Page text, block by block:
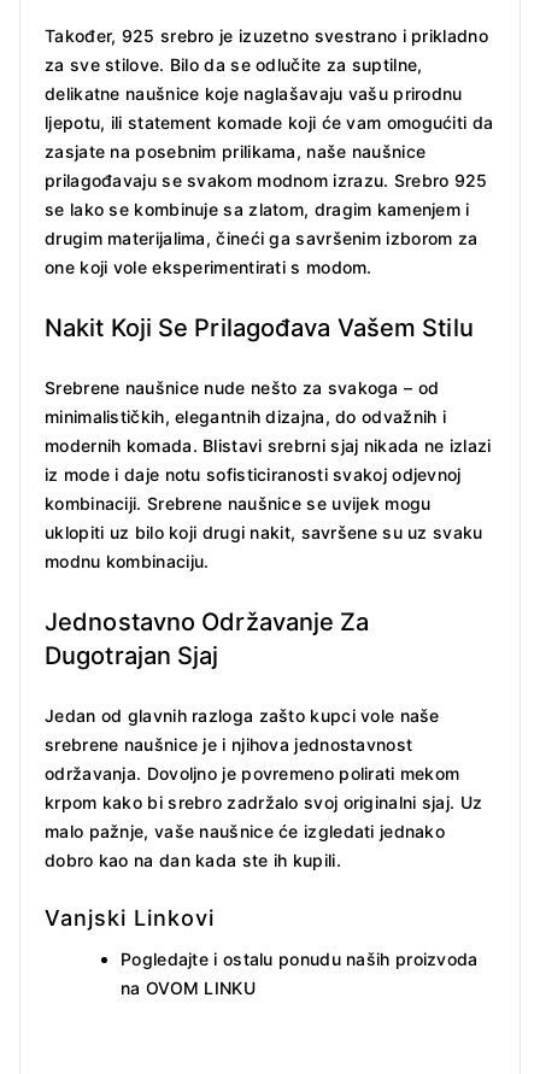
Također, 925 srebro je izuzetno svestrano i prikladno
za sve stilove. Bilo da se odlučite za suptilne,
delikatne naušnice koje naglašavaju vašu prirodnu
ljepotu, ili statement komade koji će vam omogućiti da
zasjate na posebnim prilikama, naše naušnice
prilagođavaju se svakom modnom izrazu. Srebro 925
se lako se kombinuje sa zlatom, dragim kamenjem i
drugim materijalima, čineći ga savršenim izborom za
one koji vole eksperimentirati s modom.
Nakit Koji Se Prilagođava Vašem Stilu
Srebrene naušnice nude nešto za svakoga – od
minimalističkih, elegantnih dizajna, do odvažnih i
modernih komada. Blistavi srebrni sjaj nikada ne izlazi
iz mode i daje notu sofisticiranosti svakoj odjevnoj
kombinaciji. Srebrene naušnice se uvijek mogu
uklopiti uz bilo koji drugi nakit, savršene su uz svaku
modnu kombinaciju.
Jednostavno Održavanje Za
Dugotrajan Sjaj
Jedan od glavnih razloga zašto kupci vole naše
srebrene naušnice je i njihova jednostavnost
održavanja. Dovoljno je povremeno polirati mekom
krpom kako bi srebro zadržalo svoj originalni sjaj. Uz
malo pažnje, vaše naušnice će izgledati jednako
dobro kao na dan kada ste ih kupili.
Vanjski Linkovi
Pogledajte i ostalu ponudu naših proizvoda
na OVOM LINKU